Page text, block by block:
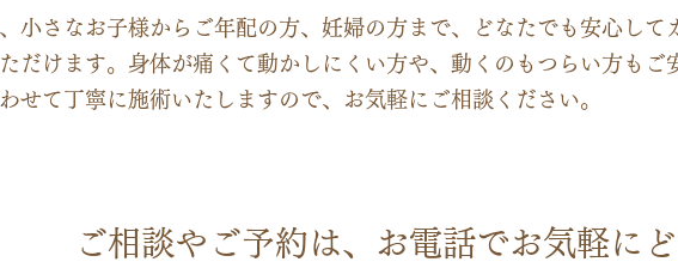
小さなお子様からご年配の方、妊婦の方まで、どなたでも安心して
だけます。身体が痛くて動かしにくい方や、動くのもつらい方もご
せて丁寧に施術いたしますので、お気軽にご相談ください。
ご相談やご予約は、お電話でお気軽に